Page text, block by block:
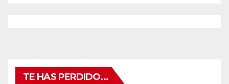
TE HAS PERDIDO...